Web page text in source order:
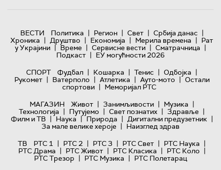
ВЕСТИ Политика | Регион | Свет | Србија данас |
Хроника | Друштво | Економија | Мерила времена | Рат
у Украјини | Време | Сервисне вести | Сматрачница |
Подкаст | ЕУ могућности 2026
СПОРТ
Фудбал | Кошарка | Тенис | Одбојка |
Рукомет | Ватерполо | Атлетика | Ауто-мото | Остали
спортови | Меморијал РТС
МАГАЗИН
Живот | Занимљивости | Музика |
Технологијa | Путујемо | Свет познатих | Здравље |
Филм и ТВ | Наука | Природа | Дигитални предузетник |
За мале велике хероје | Наизглед здрав
ТВ
РТС 1 | РТС 2 | РТС 3 | РТС Свет | РТС Наука |
РТС Драма | РТС Живот | РТС Класика | РТС Коло |
РТС Трезор | РТС Музика | РТС Полетарац